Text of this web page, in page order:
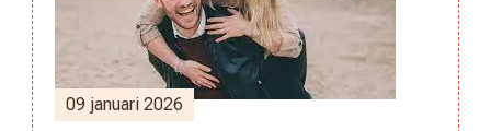
09 januari 2026